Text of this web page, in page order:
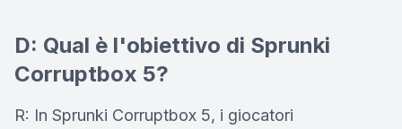
D: Qual è l'obiettivo di Sprunki
Corruptbox 5?
R: In Sprunki Corruptbox 5, i giocatori